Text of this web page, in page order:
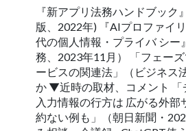
『新アプリ法務ハンドブック
版、2022年) 『AIプロファイ
代の個人情報・プライバ シー
務、2023年11月） 「フェー
ービスの関連法」（ビジネス
か ▼近時の取材、コメント 「
入力情報の行方は 広がる外部
約ない例も」（朝日新聞・